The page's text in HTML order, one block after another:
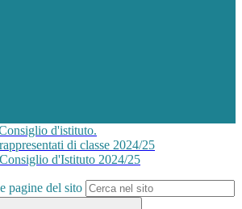
d'istituto.
di classe 2024/25
d'Istituto 2024/25
pagine del sito